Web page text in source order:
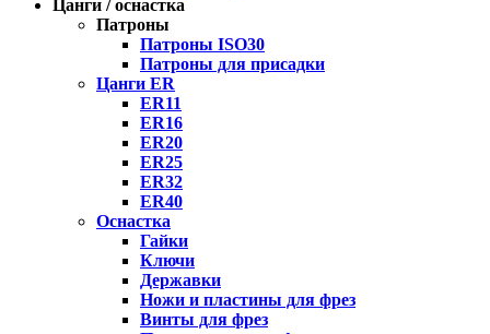
Цанги / оснастка
Патроны
Патроны ISO30
Патроны для присадки
Цанги ER
ER11
ER16
ER20
ER25
ER32
ER40
Оснастка
Гайки
Ключи
Державки
Ножи и пластины для фрез
Винты для фрез